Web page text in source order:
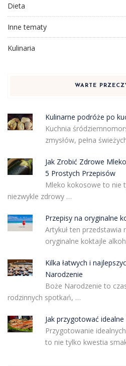
Dieta
Inne tematy
Kulinaria
WARTE
Kulinarne podróże po
Kuchnia
zmysłów, pełna
Jak Zrobić Zdrowe
5 Prostych Przepisów
Mleko kokosowe to nie
niezwykle zdrowy …
Przepisy na oryginalne
Artykuł ten przedstawia
oryginalne koktajle
Kilka łatwych i
Narodzenie
Boże Narodzenie to
rodzinnych spotkań, …
Jak przygotować
Przygotowanie
to nie tylko kwestia